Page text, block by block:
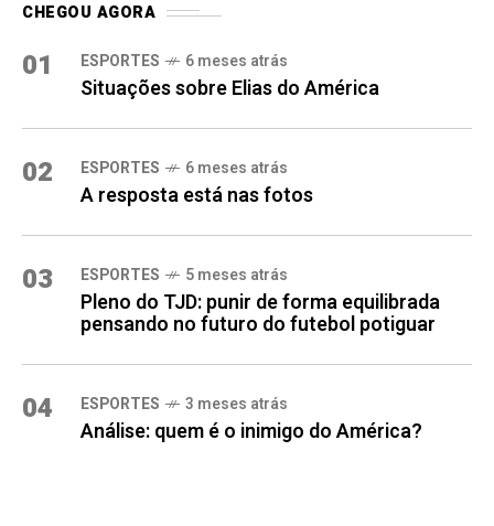
CHEGOU AGORA
01 ESPORTES 6 meses atrás
Situações sobre Elias do América
02 ESPORTES 6 meses atrás
A resposta está nas fotos
03 ESPORTES 5 meses atrás
Pleno do TJD: punir de forma equilibrada
pensando no futuro do futebol potiguar
04 ESPORTES 3 meses atrás
Análise: quem é o inimigo do América?